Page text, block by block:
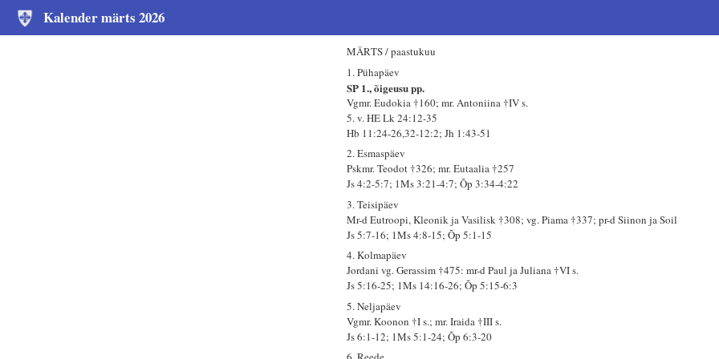
Kalender märts 2026
MÄRTS / paastukuu
1. Pühapäev
SP 1., õigeusu pp.
Vgmr. Eudokia †160; mr. Antoniina †IV s.
5. v. HE Lk 24:12-35
Hb 11:24-26,32-12:2; Jh 1:43-51
2. Esmaspäev
Pskmr. Teodot †326; mr. Eutaalia †257
Js 4:2-5:7; 1Ms 3:21-4:7; Õp 3:34-4:22
3. Teisipäev
Mr-d Eutroopi, Kleonik ja Vasilisk †308; vg. Piama †337; pr-d Siinon ja Soil
Js 5:7-16; 1Ms 4:8-15; Õp 5:1-15
4. Kolmapäev
Jordani vg. Gerassim †475: mr-d Paul ja Juliana †VI s.
Js 5:16-25; 1Ms 14:16-26; Õp 5:15-6:3
5. Neljapäev
Vgmr. Koonon †I s.; mr. Iraida †III s.
Js 6:1-12; 1Ms 5:1-24; Õp 6:3-20